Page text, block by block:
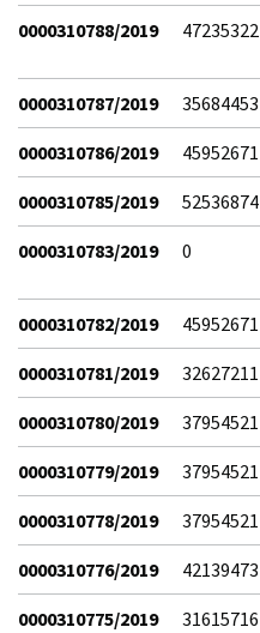
0000310788/2019 47235322
0000310787/2019 35684453
0000310786/2019 45952671
0000310785/2019 52536874
0000310783/2019 0
0000310782/2019 45952671
0000310781/2019 32627211
0000310780/2019 37954521
0000310779/2019 37954521
0000310778/2019 37954521
0000310776/2019 42139473
0000310775/2019 31615716